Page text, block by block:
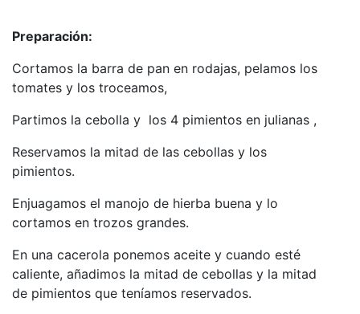
Preparación:
Cortamos la barra de pan en rodajas, pelamos los
tomates y los troceamos,
Partimos la cebolla y los 4 pimientos en julianas ,
Reservamos la mitad de las cebollas y los
pimientos.
Enjuagamos el manojo de hierba buena y lo
cortamos en trozos grandes.
En una cacerola ponemos aceite y cuando esté
caliente, añadimos la mitad de cebollas y la mitad
de pimientos que teníamos reservados.